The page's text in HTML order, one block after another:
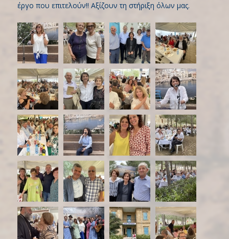
έργο που επιτελούν!! Αξίζουν τη στήριξη όλων μας.